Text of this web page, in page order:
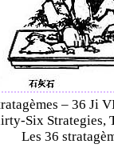
– 36 Ji
Six Strategies,
Les 36